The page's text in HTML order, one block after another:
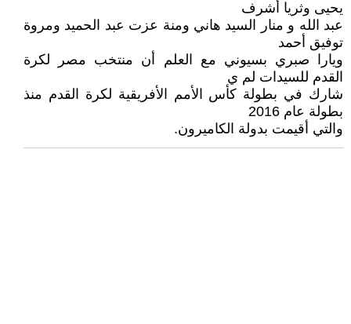
يحيى وثريا أشرف
عبد الله و منار السيد هاني ومنة عزت عبد الحميد ومروة
توفيق أحمد
ويارا صبري بسيوني مع العلم أن منتخب مصر لكرة
القدم للسيدات لم ي
شارك في بطولة كأس الأمم الأفريقية لكرة القدم منذ
بطولة عام 2016
والتي أقيمت بدولة الكاميرون.